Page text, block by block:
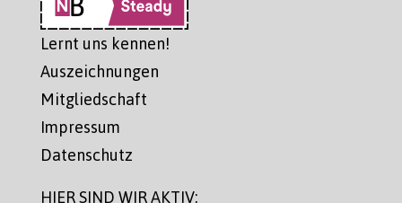
Lernt uns kennen!
Auszeichnungen
Mitgliedschaft
Impressum
Datenschutz
HIER SIND WIR AKTIV: